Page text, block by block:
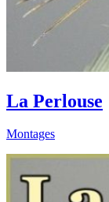
La Perlouse
Montages